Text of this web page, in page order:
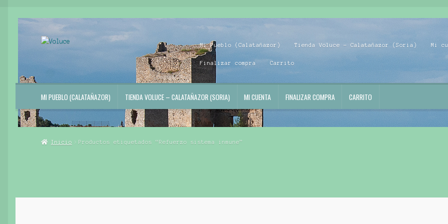
Ir
Ir
Mi Pueblo (Calatañazor) Tienda Voluce – Calatañazor (Soria) Mi
Finalizar compra Carrito
MI PUEBLO (CALATAÑAZOR) TIENDA VOLUCE – CALATAÑAZOR (SORIA) MI CUENTA FINALIZAR COMPRA CARRITO
Inicio Productos etiquetados “Refuerzo sistema inmune”